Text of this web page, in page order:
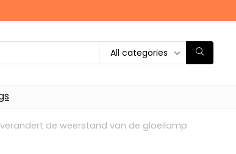
All categories
de weerstand van de gloeilamp